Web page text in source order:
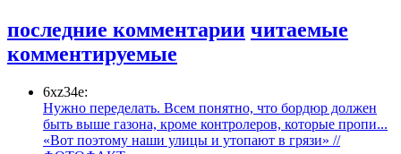
последние комментарии читаемые
комментируемые
6xz34e:
Нужно переделать. Всем понятно, что бордюр должен
быть выше газона, кроме контролеров, которые пропи...
«Вот поэтому наши улицы и утопают в грязи» //